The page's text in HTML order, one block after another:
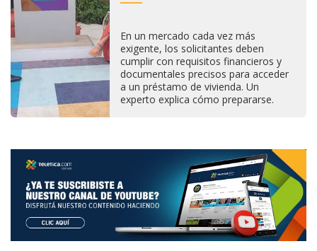
En un mercado cada vez más
exigente, los solicitantes deben
cumplir con requisitos financieros y
documentales precisos para acceder
a un préstamo de vivienda. Un
experto explica cómo prepararse.